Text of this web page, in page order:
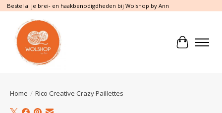
Bestel al je brei- en haakbenodigdheden bij Wolshop by Ann
Home / Rico Creative Crazy Paillettes